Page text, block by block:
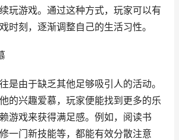
玩游戏。通过这种方式，玩家可以有
时刻，逐渐调整自己的生活习性。
是由于缺乏其他足够吸引人的活动。
的兴趣爱慕，玩家便能找到更多的乐
游戏来获得满足感。例如，阅读书
一门新技能等，都能有效分散注意